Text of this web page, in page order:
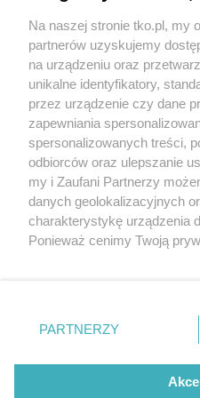
Pokaż
Reklama Tematy
Strona korzysta z plików cookies w
wyrażasz zgodę na ich
Na naszej stronie tko.pl, my
partnerów uzyskujemy
na urządzeniu oraz
unikalne identyfikatory,
przez urządzenie czy dane
zapewniania
spersonalizowanych treści,
odbiorców oraz ulepszanie
my i Zaufani Partnerzy
danych geolokalizacyjnych
charakterystykę urządzenia
Ponieważ cenimy Twoją
znajdujący się w lewym
rodzaje przetwarzania
użytkownika, ale masz
przetwarzaniu. Preferencje
PARTNERZY